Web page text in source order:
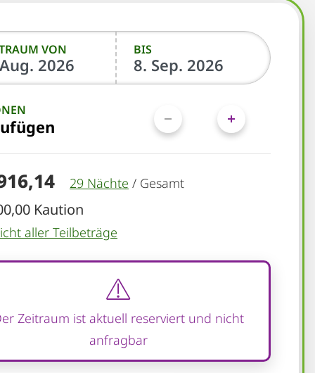
VON BIS
29 Nächte / Gesamt
Kaution
aller Teilbeträge
Zeitraum ist aktuell reserviert und nicht
anfragbar